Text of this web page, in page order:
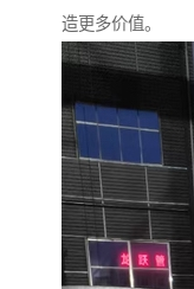
造更多价值。